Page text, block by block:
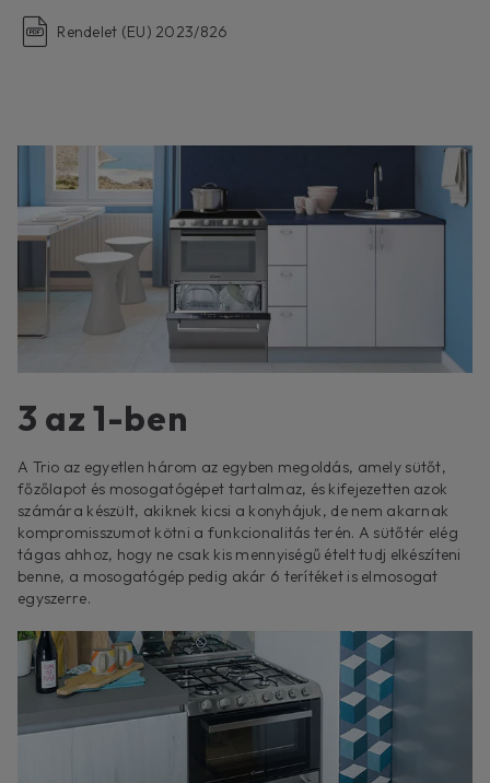
Rendelet (EU) 2023/826
3 az 1-ben
A Trio az egyetlen három az egyben megoldás, amely sütőt,
főzőlapot és mosogatógépet tartalmaz, és kifejezetten azok
számára készült, akiknek kicsi a konyhájuk, de nem akarnak
kompromisszumot kötni a funkcionalitás terén. A sütőtér elég
tágas ahhoz, hogy ne csak kis mennyiségű ételt tudj elkészíteni
benne, a mosogatógép pedig akár 6 terítéket is elmosogat
egyszerre.